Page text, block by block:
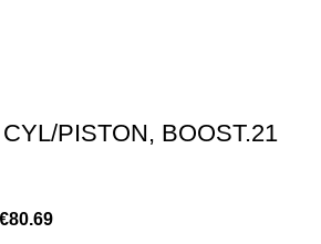
PISTON, BOOST.21
€80.69